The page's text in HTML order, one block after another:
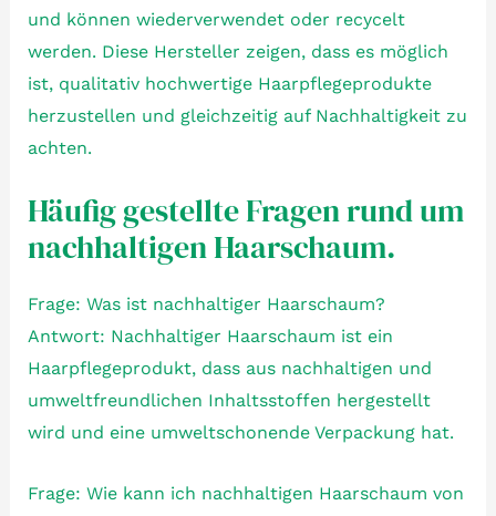
und können wiederverwendet oder recycelt
werden. Diese Hersteller zeigen, dass es möglich
ist, qualitativ hochwertige Haarpflegeprodukte
herzustellen und gleichzeitig auf Nachhaltigkeit zu
achten.
Häufig gestellte Fragen rund um
nachhaltigen Haarschaum.
Frage: Was ist nachhaltiger Haarschaum?
Antwort: Nachhaltiger Haarschaum ist ein
Haarpflegeprodukt, dass aus nachhaltigen und
umweltfreundlichen Inhaltsstoffen hergestellt
wird und eine umweltschonende Verpackung hat.
Frage: Wie kann ich nachhaltigen Haarschaum von